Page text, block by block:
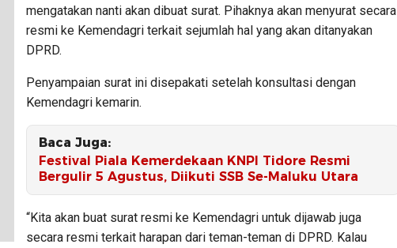
mengatakan nanti akan dibuat surat. Pihaknya akan menyurat secara
resmi ke Kemendagri terkait sejumlah hal yang akan ditanyakan
DPRD.
Penyampaian surat ini disepakati setelah konsultasi dengan
Kemendagri kemarin.
Baca Juga:
Festival Piala Kemerdekaan KNPI Tidore Resmi
Bergulir 5 Agustus, Diikuti SSB Se-Maluku Utara
“Kita akan buat surat resmi ke Kemendagri untuk dijawab juga
secara resmi terkait harapan dari teman-teman di DPRD. Kalau